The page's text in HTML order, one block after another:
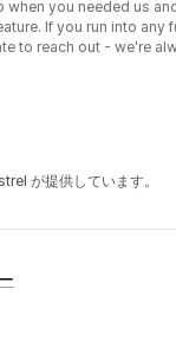
when you needed us
If you run into any
to reach out - we're
が提供しています。